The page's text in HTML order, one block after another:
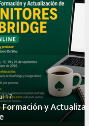
de Monitores